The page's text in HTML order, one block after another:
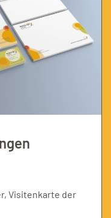
Visitenkarte der